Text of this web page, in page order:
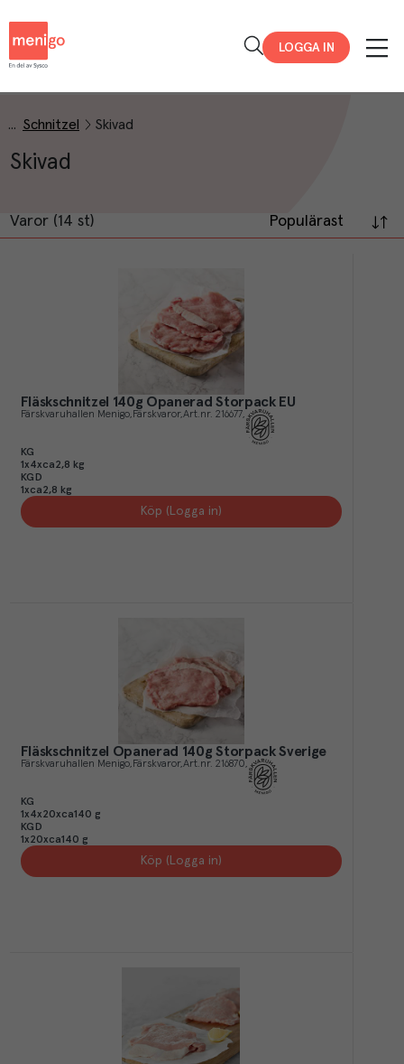
LOGGA IN
Schnitzel Skivad
Skivad
Varor (14 st) Populärast
Fläskschnitzel 140g Opanerad Storpack EU
Färskvaruhallen Menigo Färskvaror Art.nr. 216677
KG
1x4xca2,8 kg
KGD
1xca2,8 kg
Köp (Logga in)
Fläskschnitzel Opanerad 140g Storpack Sverige
Färskvaruhallen Menigo Färskvaror Art.nr. 216870
KG
1x4x20xca140 g
KGD
1x20xca140 g
Köp (Logga in)